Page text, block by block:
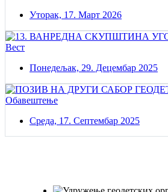
Уторак, 17. Март 2026
Вест
Понедељак, 29. Децембар 2025
Обавештење
Среда, 17. Септембар 2025